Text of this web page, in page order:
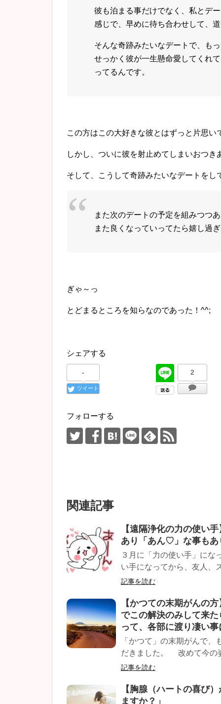
彼も泊まる事だけでなく、私とデ
感じで、早めに待ち合わせして、
そんな奇跡みたいなデートで、も
せっかく彼が一生懸命愛してくれ
ってるんです。
この方はこの大好きな彼とはずっと片思い
しかし、ついに彼を射止めてしまいおつき
そして、こうして奇跡みたいなデートを
また次のデートの予定を組みつつ
また良くなっていってたら嬉し過
ぎゃ～っ
とどまるところを知らなのであった！^^;
シェアする
-
ツイート
2
フォローする
関連記事
【遠隔浄化の力の使い
あり「あん♡」な事もあ
３月に「力の使い手」にな
い手になってから、友人、
記事を読む
【かつての末期がんの
でこの解決のみして来
って、各部に渡り凄い
「かつて」の末期がんで
だきました。 改めて今の
記事を読む
【胸腺（ハートの喜び
ますか？」